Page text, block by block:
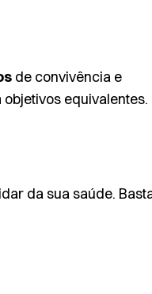
de convivência e
equivalentes.
da sua saúde.